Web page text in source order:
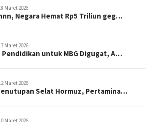
Maret 2026
Negara Hemat Rp5 Triliun geg…
Maret 2026
Pendidikan untuk MBG Digugat, A…
Maret 2026
Selat Hormuz, Pertamina…